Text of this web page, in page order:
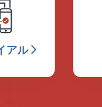
アル